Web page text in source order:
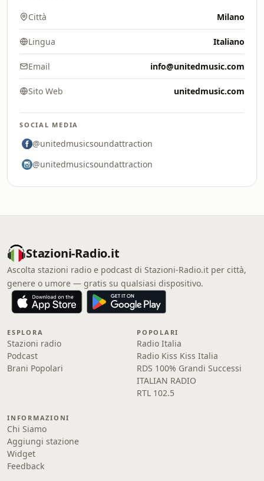
Città Milano
Lingua Italiano
Email info@unitedmusic.com
Sito Web unitedmusic.com
SOCIAL MEDIA
@unitedmusicsoundattraction
@unitedmusicsoundattraction
Stazioni-Radio.it
Ascolta stazioni radio e podcast di Stazioni-Radio.it per città,
genere o umore — gratis su qualsiasi dispositivo.
ESPLORA
Stazioni radio
Podcast
Brani Popolari
POPOLARI
Radio Italia
Radio Kiss Kiss Italia
RDS 100% Grandi Successi
ITALIAN RADIO
RTL 102.5
INFORMAZIONI
Chi Siamo
Aggiungi stazione
Widget
Feedback